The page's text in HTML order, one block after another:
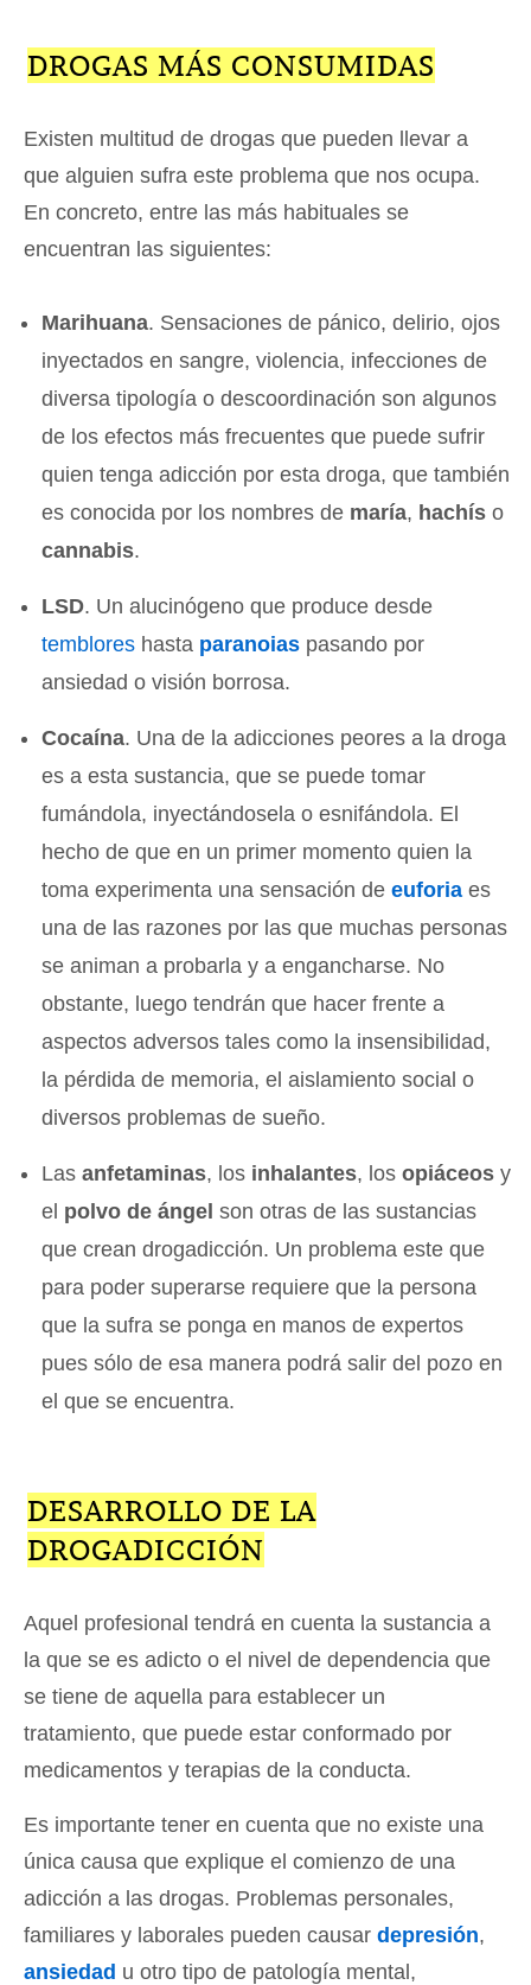
DROGAS MÁS CONSUMIDAS
Existen multitud de drogas que pueden llevar a
que alguien sufra este problema que nos ocupa.
En concreto, entre las más habituales se
encuentran las siguientes:
Marihuana. Sensaciones de pánico, delirio, ojos
inyectados en sangre, violencia, infecciones de
diversa tipología o descoordinación son algunos
de los efectos más frecuentes que puede sufrir
quien tenga adicción por esta droga, que también
es conocida por los nombres de maría, hachís o
cannabis.
LSD. Un alucinógeno que produce desde
temblores hasta paranoias pasando por
ansiedad o visión borrosa.
Cocaína. Una de la adicciones peores a la droga
es a esta sustancia, que se puede tomar
fumándola, inyectándosela o esnifándola. El
hecho de que en un primer momento quien la
toma experimenta una sensación deeuforia es
una de las razones por las que muchas personas
se animan a probarla y a engancharse. No
obstante, luego tendrán que hacer frente a
aspectos adversos tales como la insensibilidad,
la pérdida de memoria, el aislamiento social o
diversos problemas de sueño.
Lasanfetaminas, los inhalantes, losopiáceos y
el polvo de ángel son otras de las sustancias
que crean drogadicción. Un problema este que
para poder superarse requiere que la persona
que la sufra se ponga en manos de expertos
pues sólo de esa manera podrá salir del pozo en
el que se encuentra.
DESARROLLO DE LA
DROGADICCIÓN
Aquel profesional tendrá en cuenta la sustancia a
la que se es adicto o el nivel de dependencia que
se tiene de aquella para establecer un
tratamiento, que puede estar conformado por
medicamentos y terapias de la conducta.
Es importante tener en cuenta que no existe una
única causa que explique el comienzo de una
adicción a las drogas. Problemas personales,
familiares y laborales pueden causar depresión,
ansiedad u otro tipo de patología mental,